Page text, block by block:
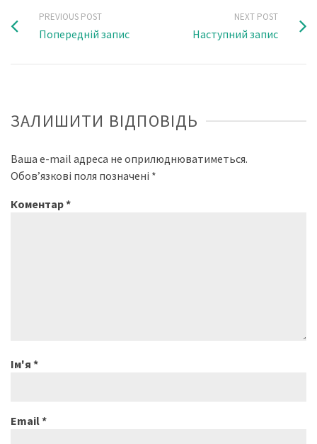
PREVIOUS POST
Попередній запис
NEXT POST
Наступний запис
ЗАЛИШИТИ ВІДПОВІДЬ
Ваша e-mail адреса не оприлюднюватиметься.
Обов’язкові поля позначені *
Коментар*
Ім'я *
Email*